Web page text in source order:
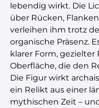
lebendig wirkt. Die
über Rücken,
verleihen ihm trotz
organische Präsenz.
klarer Form,
Oberfläche, die den
Die Figur wirkt
ein Relikt aus einer
mythischen Zeit –